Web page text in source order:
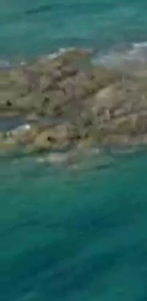
accompagner par une
proximité, pour plus